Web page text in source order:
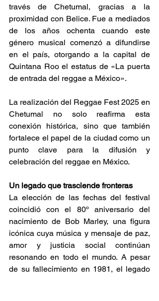
través de Chetumal, gracias a la
proximidad con Belice. Fue a mediados
de los años ochenta cuando este
género musical comenzó a difundirse
en el país, otorgando a la capital de
Quintana Roo el estatus de «La puerta
de entrada del reggae a México».
La realización del Reggae Fest 2025 en
Chetumal no solo reafirma esta
conexión histórica, sino que también
fortalece el papel de la ciudad como un
punto clave para la difusión y
celebración del reggae en México.
Un legado que trasciende fronteras
La elección de las fechas del festival
coincidió con el 80º aniversario del
nacimiento de Bob Marley, una figura
icónica cuya música y mensaje de paz,
amor y justicia social continúan
resonando en todo el mundo. A pesar
de su fallecimiento en 1981, el legado